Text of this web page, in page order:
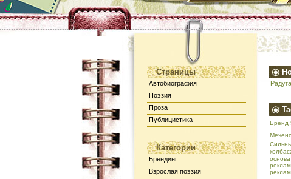
Страницы
Автобиография
Поэзия
Проза
Публицистика
Категории
Брендинг
Взрослая поэзия
Радуга
Бренд